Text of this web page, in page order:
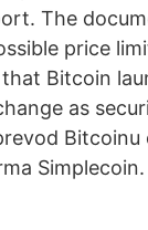
The
price
Bitcoin
as
Bitcoinu
Simplecoin.